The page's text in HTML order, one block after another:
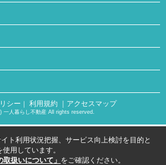
シー 利用規約 ｜アクセスマップ
一人暮らし不動産 All rights reserved.
ト利用状況把握、サービス向上検討を目的と
用しています。
取扱いについて」 をご確認ください。